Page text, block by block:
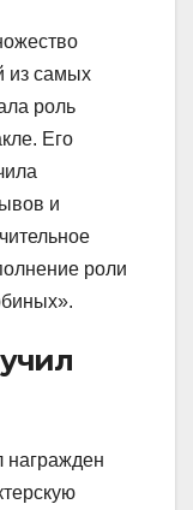
из самых
роль
Его
и
роли
награжден